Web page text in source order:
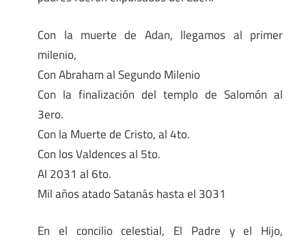
Con la muerte de Adan, llegamos al primer
milenio,
Con Abraham al Segundo Milenio
Con la finalización del templo de Salomón al
3ero.
Con la Muerte de Cristo, al 4to.
Con los Valdences al 5to.
Al 2031 al 6to.
Mil años atado Satanás hasta el 3031
En el concilio celestial, El Padre y el Hijo,